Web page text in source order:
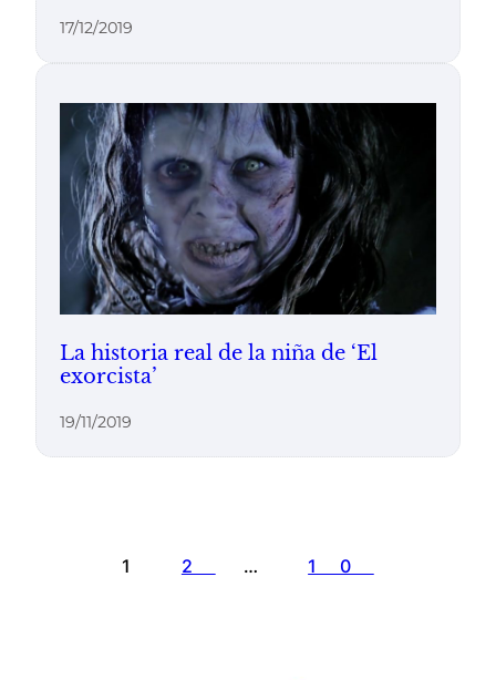
17/12/2019
La historia real de la niña de ‘El
exorcista’
19/11/2019
1 2 … 10